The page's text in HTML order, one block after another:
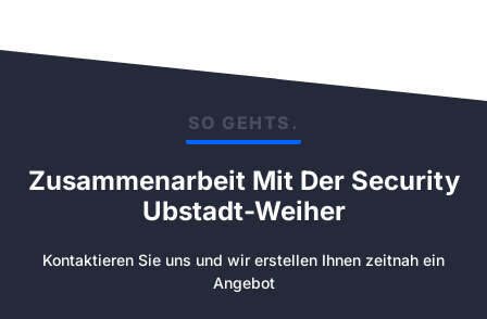
SO GEHTS.
Zusammenarbeit Mit Der Security
Ubstadt-Weiher
Kontaktieren Sie uns und wir erstellen Ihnen zeitnah ein
Angebot